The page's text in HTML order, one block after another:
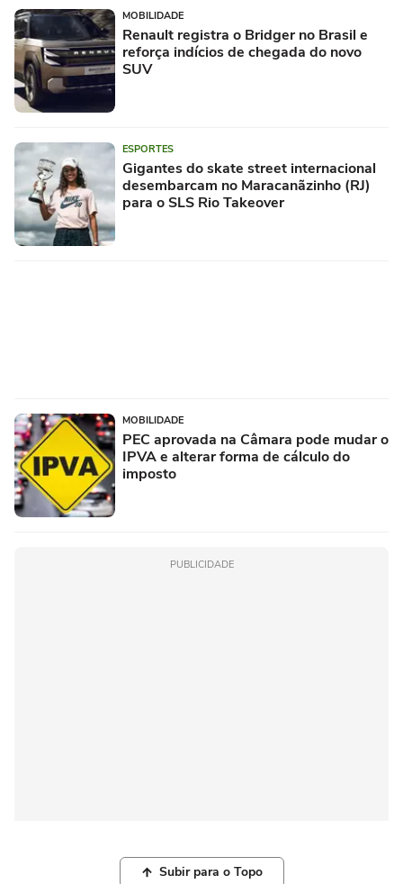
MOBILIDADE
Renault registra o Bridger no Brasil e
reforça indícios de chegada do novo
SUV
ESPORTES
Gigantes do skate street internacional
desembarcam no Maracanãzinho (RJ)
para o SLS Rio Takeover
MOBILIDADE
PEC aprovada na Câmara pode mudar o
IPVA e alterar forma de cálculo do
imposto
PUBLICIDADE
Subir para o Topo